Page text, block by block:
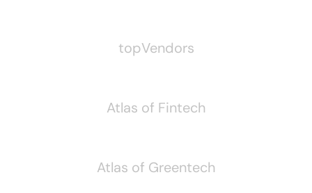
topVendors
Atlas of Fintech
Atlas of Greentech